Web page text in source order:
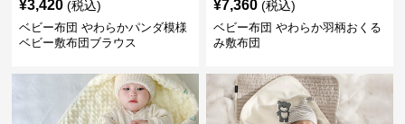
¥3,420 (税込)
ベビー布団 やわらかパンダ模様
ベビー敷布団ブラウス
¥7,360 (税込)
ベビー布団 やわらか羽柄おくる
み敷布団